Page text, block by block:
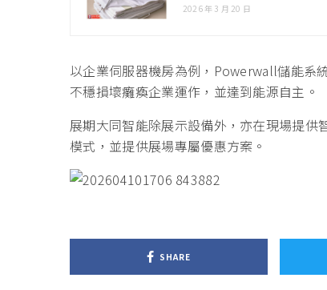
2026 年 3 月 20 日
以企業伺服器機房為例，Powerwall儲能系
不穩損壞癱瘓企業運作，並達到能源自主。
展期大同智能除展示設備外，亦在現場提
模式，並提供展場專屬優惠方案。
SHARE